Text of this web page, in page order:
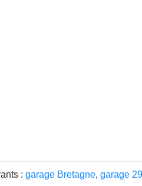
: garage Bretagne, garage 29